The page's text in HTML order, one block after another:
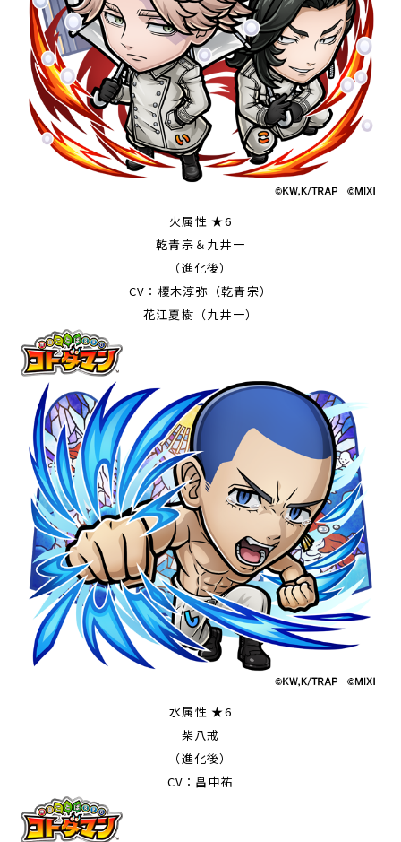
火属性 ★6
乾青宗＆九井一
（進化後）
CV：榎木淳弥（乾青宗）
花江夏樹（九井一）
水属性 ★6
柴八戒
（進化後）
CV：畠中祐